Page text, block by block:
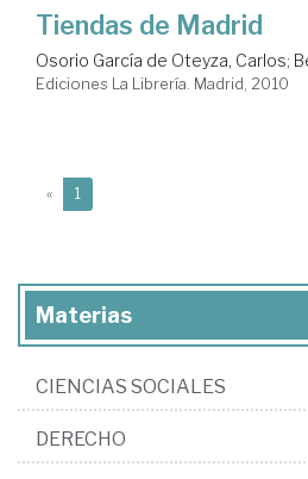
Tiendas de Madrid
Osorio García de Oteyza, Carlos;
Ediciones La Librería. Madrid, 2010
« 1
Materias
CIENCIAS SOCIALES
DERECHO